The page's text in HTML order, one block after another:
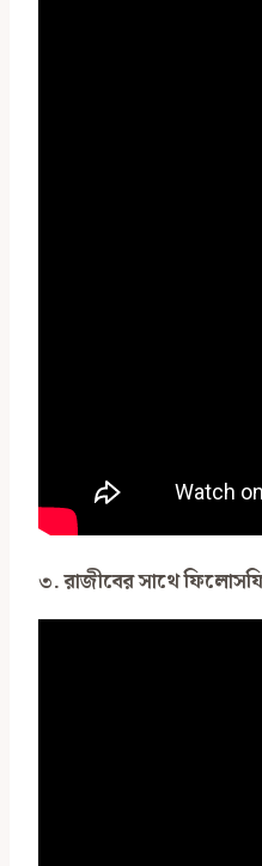
৩. রাজীবের সাথে